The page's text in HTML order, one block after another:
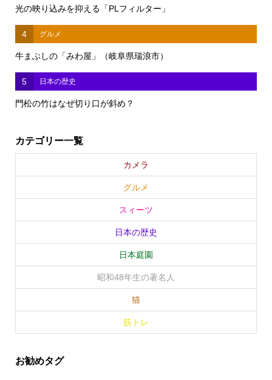
光の映り込みを抑える「PLフィルター」
4 グルメ
牛まぶしの「みわ屋」（岐阜県瑞浪市）
5 日本の歴史
門松の竹はなぜ切り口が斜め？
カテゴリー一覧
カメラ
グルメ
スィーツ
日本の歴史
日本庭園
昭和48年生の著名人
猫
筋トレ
お勧めタグ